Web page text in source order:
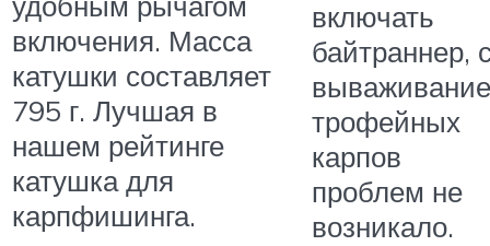
включения. Масса
катушки составляет
795 г. Лучшая в
нашем рейтинге
катушка для
карпфишинга.
включать
байтраннер,
трофейных
карпов
проблем не
возникало.